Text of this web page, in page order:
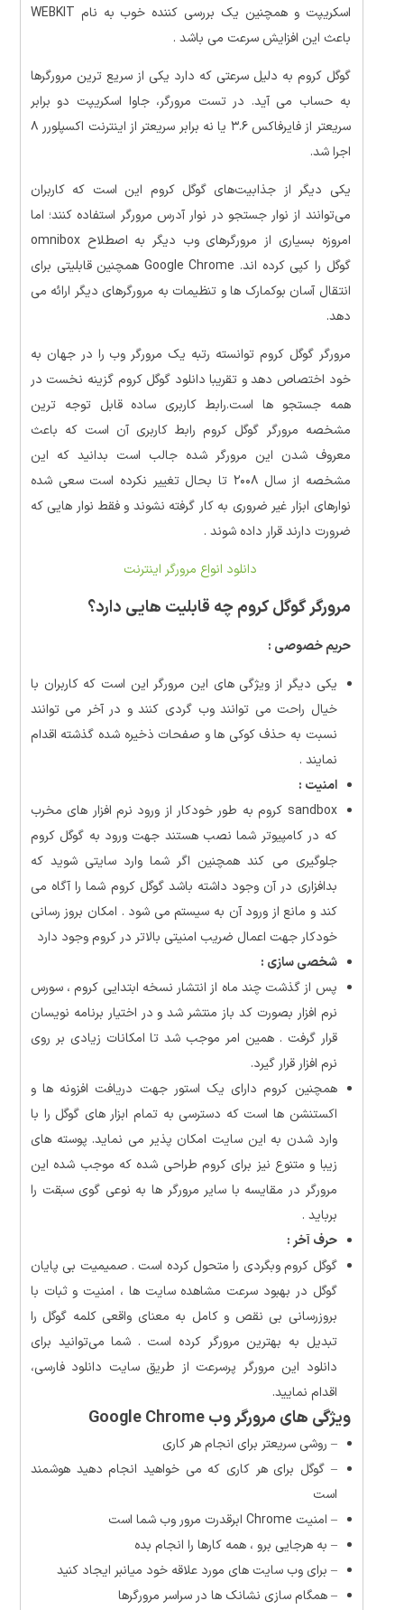
اسکریپت و همچنین یک بررسی کننده خوب به نام WEBKIT
باعث این افزایش سرعت می باشد .
گوگل کروم به دلیل سرعتی که دارد یکی از سریع ترین مرورگرها
به حساب می آید. در تست مرورگر، جاوا اسکریپت دو برابر
سریعتر از فایرفاکس ۳.۶ یا نه برابر سریعتر از اینترنت اکسپلورر ۸
اجرا شد.
یکی دیگر از جذابیت‌های گوگل کروم این است که کاربران
می‌توانند از نوار جستجو در نوار آدرس مرورگر استفاده کنند؛ اما
امروزه بسیاری از مرورگرهای وب دیگر به اصطلاح omnibox
گوگل را کپی کرده اند. Google Chrome همچنین قابلیتی برای
انتقال آسان بوکمارک ها و تنظیمات به مرورگرهای دیگر ارائه می
دهد.
مرورگر گوگل کروم توانسته رتبه یک مرورگر وب را در جهان به
خود اختصاص دهد و تقریبا دانلود گوگل کروم گزینه نخست در
همه جستجو ها است.رابط کاربری ساده قابل توجه ترین
مشخصه مرورگر گوگل کروم رابط کاربری آن است که باعث
معروف شدن این مرورگر شده جالب است بدانید که این
مشخصه از سال ۲۰۰۸ تا بحال تغییر نکرده است سعی شده
نوارهای ابزار غیر ضروری به کار گرفته نشوند و فقط نوار هایی که
ضرورت دارند قرار داده شوند .
دانلود انواع مرورگر اینترنت
مرورگر گوگل کروم چه قابلیت هایی دارد؟
حریم خصوصی :
یکی دیگر از ویژگی های این مرورگر این است که کاربران با
خیال راحت می توانند وب گردی کنند و در آخر می توانند
نسبت به حذف کوکی ها و صفحات ذخیره شده گذشته اقدام
نمایند .
امنیت :
sandbox کروم به طور خودکار از ورود نرم افزار های مخرب
که در کامپیوتر شما نصب هستند جهت ورود به گوگل کروم
جلوگیری می کند همچنین اگر شما وارد سایتی شوید که
بدافزاری در آن وجود داشته باشد گوگل کروم شما را آگاه می
کند و مانع از ورود آن به سیستم می شود . امکان بروز رسانی
خودکار جهت اعمال ضریب امنیتی بالاتر در کروم وجود دارد
شخصی سازی :
پس از گذشت چند ماه از انتشار نسخه ابتدایی کروم ، سورس
نرم افزار بصورت کد باز منتشر شد و در اختیار برنامه نویسان
قرار گرفت . همین امر موجب شد تا امکانات زیادی بر روی
نرم افزار قرار گیرد.
همچنین کروم دارای یک استور جهت دریافت افزونه ها و
اکستنشن ها است که دسترسی به تمام ابزار های گوگل را با
وارد شدن به این سایت امکان پذیر می نماید. پوسته های
زیبا و متنوع نیز برای کروم طراحی شده که موجب شده این
مرورگر در مقایسه با سایر مرورگر ها به نوعی گوی سبقت را
برباید .
حرف آخر :
گوگل کروم وبگردی را متحول کرده است . صمیمیت بی پایان
گوگل در بهبود سرعت مشاهده سایت ها ، امنیت و ثبات با
بروزرسانی بی نقص و کامل به معنای واقعی کلمه گوگل را
تبدیل به بهترین مرورگر کرده است . شما می‌توانید برای
دانلود این مرورگر پرسرعت از طریق سایت دانلود فارسی،
اقدام نمایید.
ویژگی های مرورگر وب Google Chrome
– روشی سریعتر برای انجام هر کاری
– گوگل برای هر کاری که می خواهید انجام دهید هوشمند
است
– امنیت Chrome ابرقدرت مرور وب شما است
– به هرجایی برو ، همه کارها را انجام بده
– برای وب سایت های مورد علاقه خود میانبر ایجاد کنید
– همگام سازی نشانک ها در سراسر مرورگرها